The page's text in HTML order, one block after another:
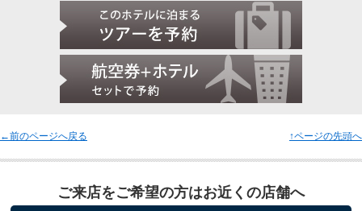
←前のページへ戻る ↑ページの先頭へ
ご来店をご希望の方はお近くの店舗へ